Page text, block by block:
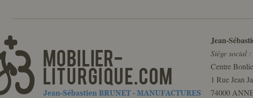
Jean-
Siège social :
Centre
1 Rue Jean
74000